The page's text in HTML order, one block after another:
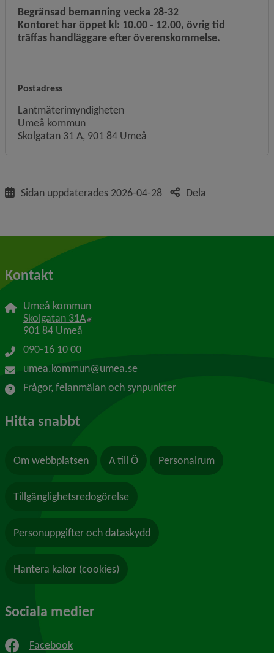
Begränsad bemanning vecka 28-32
Kontoret har öppet kl: 10.00 - 12.00, övrig tid
träffas handläggare efter överenskommelse.
Postadress
Lantmäterimyndigheten
Umeå kommun
Skolgatan 31 A, 901 84 Umeå
Sidan uppdaterades 2026-04-28 Dela
Kontakt
Umeå kommun
Skolgatan 31A Länk till annan webbplats, öppnas i nytt
901 84 Umeå
090-16 10 00
umea.kommun@umea.se
Frågor, felanmälan och synpunkter
Hitta snabbt
Om webbplatsen A till Ö Personalrum
Tillgänglighetsredogörelse
Personuppgifter och dataskydd
Hantera kakor (cookies)
Sociala medier
Facebook